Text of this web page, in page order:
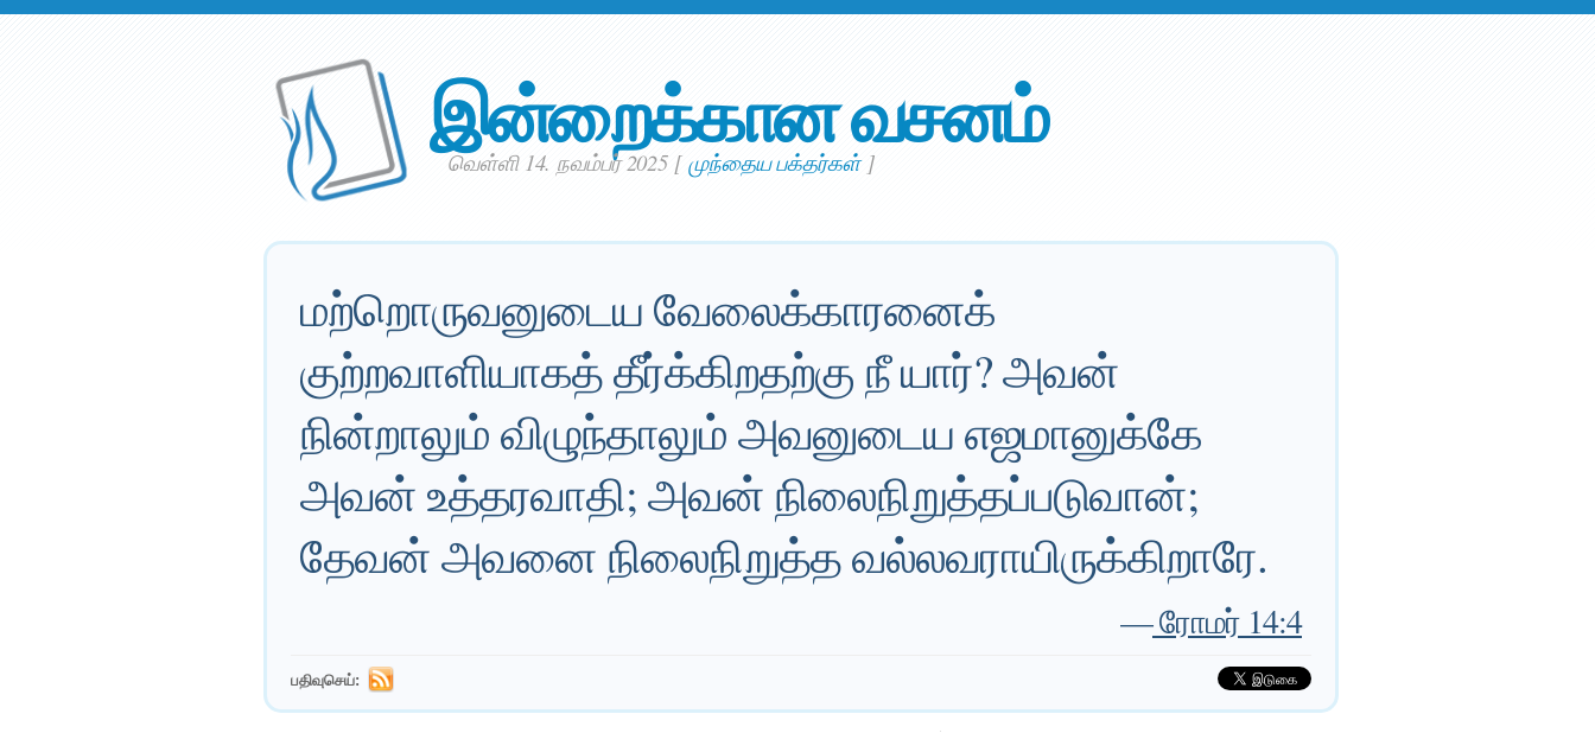
இன்றைக்கான வசனம்
வெள்ளி 14. நவம்பர் 2025 [ முந்தைய பக்தர்கள்]
மற்றொருவனுடைய வேலைக்காரனைக்
குற்றவாளியாகத் தீர்க்கிறதற்கு நீ யார்? அவன்
நின்றாலும் விழுந்தாலும் அவனுடைய எஜமானுக்கே
அவன் உத்தரவாதி; அவன் நிலைநிறுத்தப்படுவான்;
தேவன் அவனை நிலைநிறுத்த வல்லவராயிருக்கிறாரே.
—ரோமர் 14:4
பதிவுசெய்: